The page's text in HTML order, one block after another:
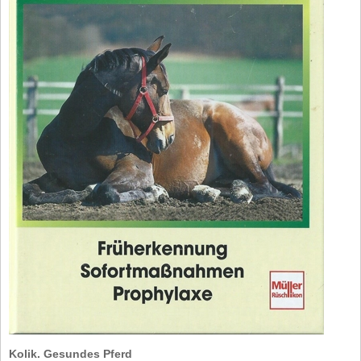
Kolik. Gesundes Pferd